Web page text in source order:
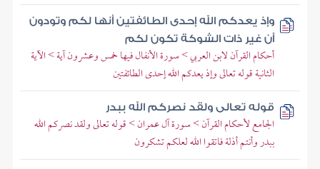
وإذ يعدكم الله إحدى الطائفتين أنها لكم وتودون
أن غير ذات الشوكة تكون لكم
أحكام القرآن لابن العربي > سورة الأنفال فيها خمس وعشرون آية > الآية
الثانية قوله تعالى وإذ يعدكم الله إحدى الطائفتين
قوله تعالى ولقد نصركم الله ببدر
الجامع لأحكام القرآن > سورة آل عمران > قوله تعالى ولقد نصركم الله
ببدر وأنتم أذلة فاتقوا الله لعلكم تشكرون